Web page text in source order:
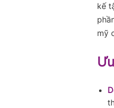
kế
mỹ